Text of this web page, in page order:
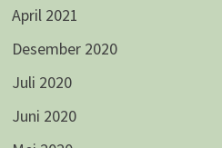
April 2021
Desember 2020
Juli 2020
Juni 2020